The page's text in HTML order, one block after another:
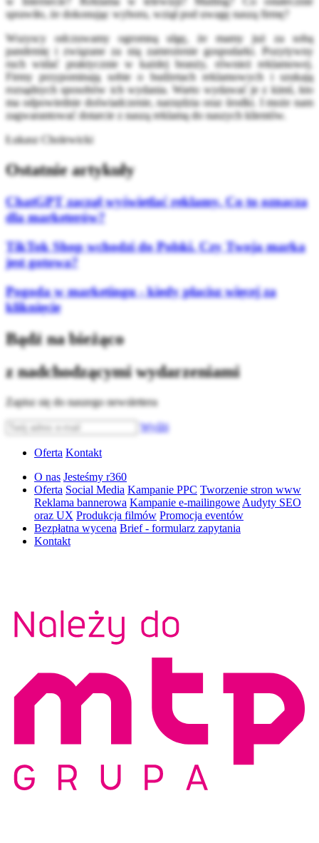
sprawiło, że dokonując wyboru, wziął pod uwagę naszą firmę?
Wszyscy odczuwamy ogromną ulgę, że mamy już za sobą
pandemię i związane za nią zamrożenie gospodarki. Pozytywny
ruch widać praktycznie w każdej branży, również reklamowej.
Firmy przypominają sobie o budżetach reklamowych i szukają
rozsądnych sposobów ich wydania. Warto wydawać je z kimś, kto
ma odpowiednie doświadczenie, narzędzia oraz środki. I może nam
zagwarantować dotarcie z naszą reklamą do naszych klientów.
Łukasz Cholewicki
Ostatnie artykuły
ChatGPT zaczął wyświetlać reklamy. Co to oznacza
dla marketerów?
TikTok Shop wchodzi do Polski. Czy Twoja marka
jest gotowa?
Pogoda w marketingu - kiedy płacisz więcej za
kliknięcie
Bądź na bieżąco
z nadchodzącymi wydarzeniami
Zapisz się do naszego newslettera
Wyślij
Oferta Kontakt
O nas Jesteśmy r360
Oferta Social Media Kampanie PPC Tworzenie stron www
Reklama bannerowa Kampanie e-mailingowe Audyty SEO
oraz UX Produkcja filmów Promocja eventów
Bezpłatna wycena Brief - formularz zapytania
Kontakt